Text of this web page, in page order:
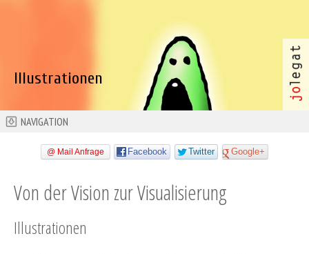
Illustrationen
NAVIGATION
Mail Anfrage Facebook Twitter Google+
Von der Vision zur Visualisierung
Illustrationen